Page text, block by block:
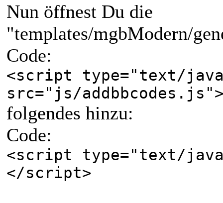
Nun öffnest Du die
"templates/mgbModern/
Code:
<script type="text/
src="js/
folgendes hinzu:
Code:
<script type="text/
</script>